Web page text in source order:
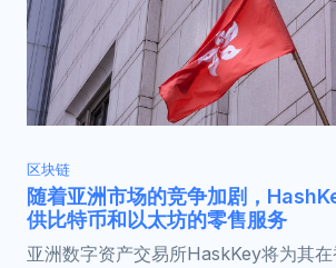
区块链
随着亚洲市场的竞争加剧，
供比特币和以太坊的零售服务
亚洲数字资产交易所HaskKey将为其